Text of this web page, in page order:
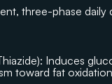
three-phase daily
Induces
toward fat oxidation